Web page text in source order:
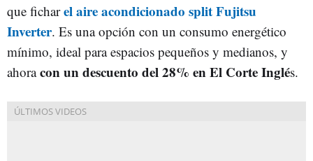
que ficharel aire acondicionado split Fujitsu
Inverter. Es una opción con un consumo energético
mínimo, ideal para espacios pequeños y medianos, y
ahoracon un descuento del 28% en El Corte Inglés.